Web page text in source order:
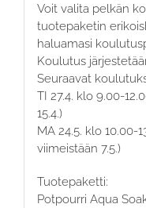
Voit valita pelkän
tuotepaketin
haluamasi
Koulutus
Seuraavat
TI 27.4. klo 9.00-
15.4.)
MA 24.5. klo
viimeistään 7.5.)
Tuotepaketti:
Potpourri Aqua